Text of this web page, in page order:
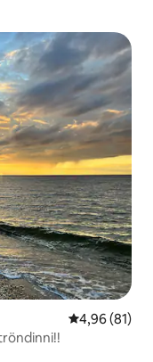
4,96 af 5 í
4,96 (81)